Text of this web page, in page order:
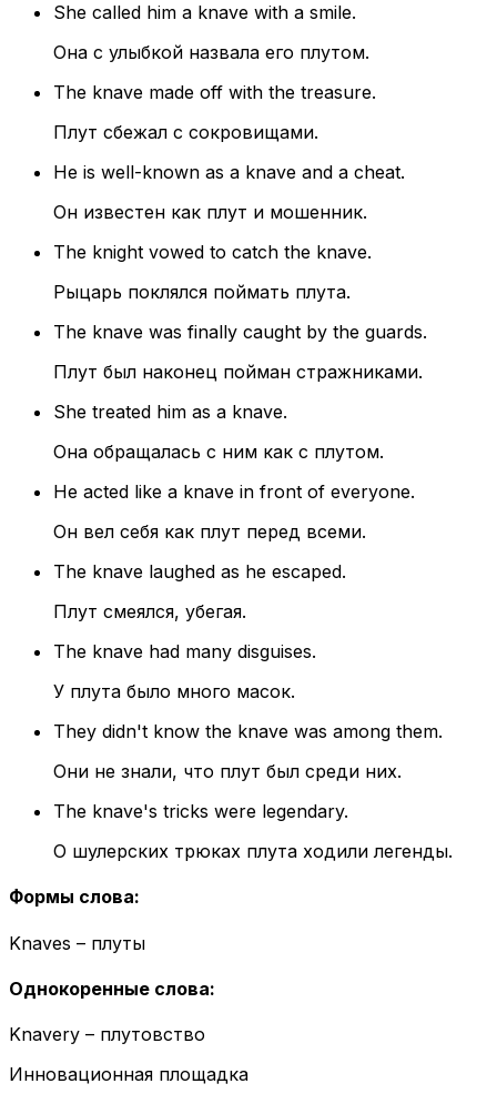
She called him a knave with a smile.
Она с улыбкой назвала его плутом.
The knave made off with the treasure.
Плут сбежал с сокровищами.
He is well-known as a knave and a cheat.
Он известен как плут и мошенник.
The knight vowed to catch the knave.
Рыцарь поклялся поймать плута.
The knave was finally caught by the guards.
Плут был наконец пойман стражниками.
She treated him as a knave.
Она обращалась с ним как с плутом.
He acted like a knave in front of everyone.
Он вел себя как плут перед всеми.
The knave laughed as he escaped.
Плут смеялся, убегая.
The knave had many disguises.
У плута было много масок.
They didn't know the knave was among them.
Они не знали, что плут был среди них.
The knave's tricks were legendary.
О шулерских трюках плута ходили легенды.
Формы слова:
Knaves – плуты
Однокоренные слова:
Knavery – плутовство
Инновационная площадка